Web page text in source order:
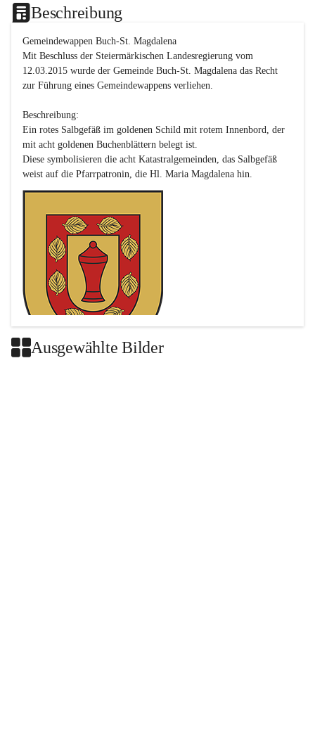
Beschreibung
Gemeindewappen Buch-St. Magdalena
Mit Beschluss der Steiermärkischen Landesregierung vom
12.03.2015 wurde der Gemeinde Buch-St. Magdalena das Recht
zur Führung eines Gemeindewappens verliehen.
Beschreibung:
Ein rotes Salbgefäß im goldenen Schild mit rotem Innenbord, der
mit acht goldenen Buchenblättern belegt ist.
Diese symbolisieren die acht Katastralgemeinden, das Salbgefäß
Ausgewählte Bilder